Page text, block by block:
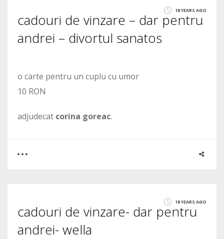
1608
18 YEARS AGO
cadouri de vinzare – dar pentru
andrei – divortul sanatos
o carte pentru un cuplu cu umor
10 RON
adjudecat corina goreac.
1895
18 YEARS AGO
cadouri de vinzare- dar pentru
andrei- wella